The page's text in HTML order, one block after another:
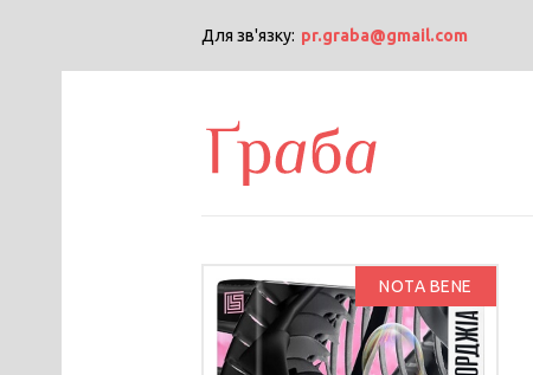
Для зв'язку: pr.graba@gmail.com
NOTA BENE